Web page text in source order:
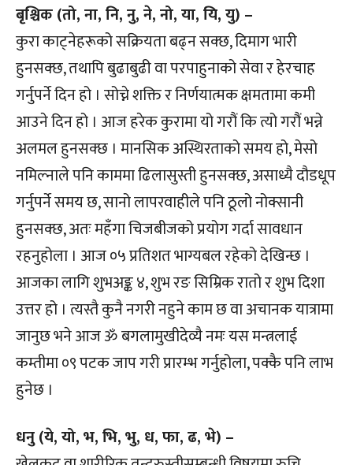
बृश्चिक (तो, ना, नि, नु, ने, नो, या, यि, यु) –
कुरा काट्नेहरूको सक्रियता बढ्न सक्छ, दिमाग भारी
हुनसक्छ, तथापि बुढाबुढी वा परपाहुनाको सेवा र हेरचाह
गर्नुपर्ने दिन हो । सोच्ने शक्ति र निर्णयात्मक क्षमतामा कमी
आउने दिन हो । आज हरेक कुरामा यो गरौं कि त्यो गरौं भन्ने
अलमल हुनसक्छ । मानसिक अस्थिरताको समय हो, मेसो
नमिल्नाले पनि काममा ढिलासुस्ती हुनसक्छ, असाध्यै दौडधूप
गर्नुपर्ने समय छ, सानो लापरवाहीले पनि ठूलो नोक्सानी
हुनसक्छ, अतः महँगा चिजबीजको प्रयोग गर्दा सावधान
रहनुहोला । आज ०५ प्रतिशत भाग्यबल रहेको देखिन्छ ।
आजका लागि शुभअङ्क ४, शुभ रङ सिम्रिक रातो र शुभ दिशा
उत्तर हो । त्यस्तै कुनै नगरी नहुने काम छ वा अचानक यात्रामा
जानुछ भने आज ॐ बगलामुखीदेव्यै नमः यस मन्त्रलाई
कम्तीमा ०९ पटक जाप गरी प्रारम्भ गर्नुहोला, पक्कै पनि लाभ
हुनेछ ।
धनु (ये, यो, भ, भि, भु, ध, फा, ढ, भे) –